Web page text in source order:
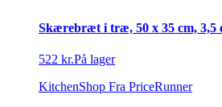
Skærebræt i træ, 50 x 35 cm, 3,5
522 kr.På lager
KitchenShop Fra PriceRunner